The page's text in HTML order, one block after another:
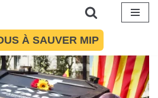
À SAUVER MIP